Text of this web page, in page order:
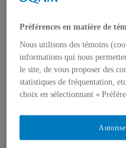
Chaire de recherche sur
éducation et
À propos
Nous joindre
Préférences en matière de
Nous utilisons des témoins
informations qui nous
le site, de vous proposer des
statistiques de fréquentation,
choix en sélectionnant «